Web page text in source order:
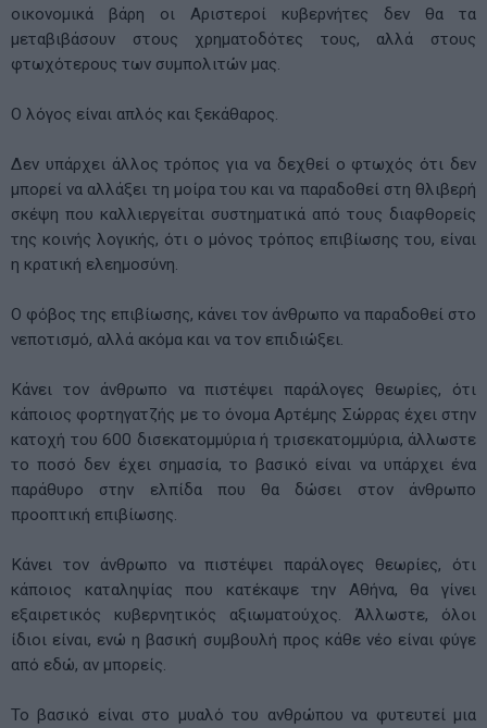
οικονομικά βάρη οι Αριστεροί κυβερνήτες δεν θα τα
μεταβιβάσουν στους χρηματοδότες τους, αλλά στους
φτωχότερους των συμπολιτών μας.
Ο λόγος είναι απλός και ξεκάθαρος.
Δεν υπάρχει άλλος τρόπος για να δεχθεί ο φτωχός ότι δεν
μπορεί να αλλάξει τη μοίρα του και να παραδοθεί στη θλιβερή
σκέψη που καλλιεργείται συστηματικά από τους διαφθορείς
της κοινής λογικής, ότι ο μόνος τρόπος επιβίωσης του, είναι
η κρατική ελεημοσύνη.
Ο φόβος της επιβίωσης, κάνει τον άνθρωπο να παραδοθεί στο
νεποτισμό, αλλά ακόμα και να τον επιδιώξει.
Κάνει τον άνθρωπο να πιστέψει παράλογες θεωρίες, ότι
κάποιος φορτηγατζής με το όνομα Αρτέμης Σώρρας έχει στην
κατοχή του 600 δισεκατομμύρια ή τρισεκατομμύρια, άλλωστε
το ποσό δεν έχει σημασία, το βασικό είναι να υπάρχει ένα
παράθυρο στην ελπίδα που θα δώσει στον άνθρωπο
προοπτική επιβίωσης.
Κάνει τον άνθρωπο να πιστέψει παράλογες θεωρίες, ότι
κάποιος καταληψίας που κατέκαψε την Αθήνα, θα γίνει
εξαιρετικός κυβερνητικός αξιωματούχος. Άλλωστε, όλοι
ίδιοι είναι, ενώ η βασική συμβουλή προς κάθε νέο είναι φύγε
από εδώ, αν μπορείς.
Το βασικό είναι στο μυαλό του ανθρώπου να φυτευτεί μια